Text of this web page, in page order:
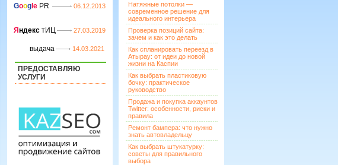
Goog le PR 06.12.2013
Я ндекс тИЦ 27.03.2019
выдача 14.03.2021
ПРЕДОСТАВЛЯЮ
УСЛУГИ
Натяжные потолки —
современное решение для
идеального интерьера
Проверка позиций сайта:
зачем и как это делать
Как спланировать переезд в
Атырау: от идеи до новой
жизни на Каспии
Как выбрать пластиковую
бочку: практическое
руководство
Продажа и покупка аккаунтов
Twitter: особенности, риски и
правила
Ремонт бампера: что нужно
знать автовладельцу
Как выбрать штукатурку:
советы для правильного
выбора